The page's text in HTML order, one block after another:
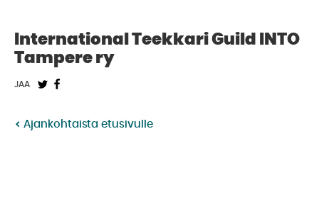
International Teekkari Guild INTO
Tampere ry
JAA
JaaJaa
Ajankohtaista etusivulle